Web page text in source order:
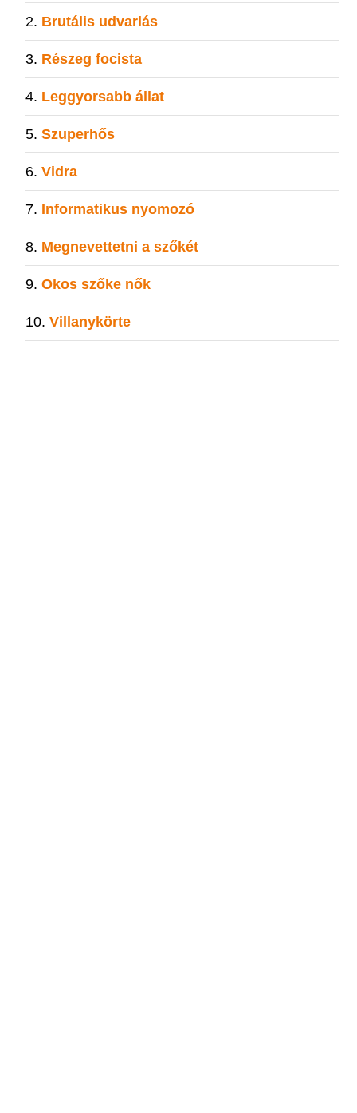
Brutális udvarlás
Részeg focista
Leggyorsabb állat
Szuperhős
Vidra
Informatikus nyomozó
Megnevettetni a szőkét
Okos szőke nők
Villanykörte